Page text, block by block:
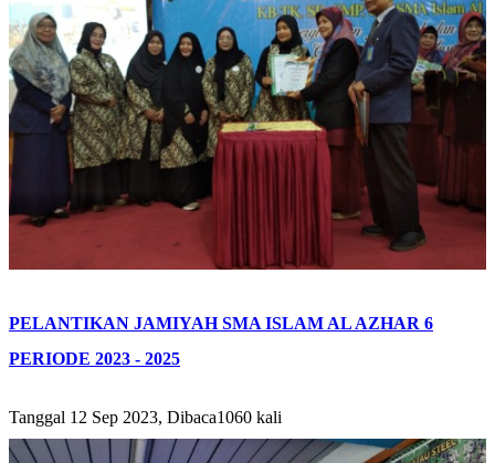
PELANTIKAN JAMIYAH SMA ISLAM AL AZHAR 6
PERIODE 2023 - 2025
Tanggal 12 Sep 2023, Dibaca1060 kali